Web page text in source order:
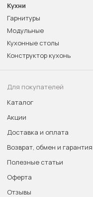
Кухни
Гарнитуры
Модульные
Кухонные столы
Конструктор кухонь
Для покупателей
Каталог
Акции
Доставка и оплата
Возврат, обмен и гарантия
Полезные статьи
Оферта
Отзывы